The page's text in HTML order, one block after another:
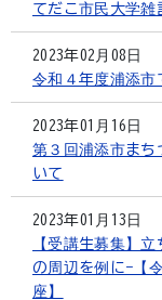
てだこ市民大学雑
2023年02月08日
令和４年度浦添市
2023年01月16日
第３回浦添市まち
いて
2023年01月13日
【受講生募集】
の周辺を例に−【
座】